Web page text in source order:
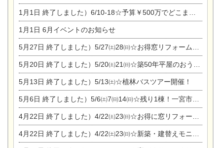
1月1日 終了しました）6/10-18☆予算￥500万でどこまでできるの？リフォーム相談会
1月1日 6月イベントのお知らせ
5月27日 終了しました）5/27㈯28㈰☆お得窓リフォーム個別相談会
5月20日 終了しました）5/20㈯21㈰☆築50年平屋のおうちリノベーション完成見学会
5月13日 終了しました）5/13㈯☆植林バスツアー開催！
5月6日 終了しました）5/6㈯7㈰14㈰☆残り1棟！一宮市限定モニター募集相談会(新築・建替え)
4月22日 終了しました）4/22㈯23㈰☆お得に窓リフォーム個別相談会
4月22日 終了しました）4/22㈯23㈰☆新築・建替えモニター募集個別相談会